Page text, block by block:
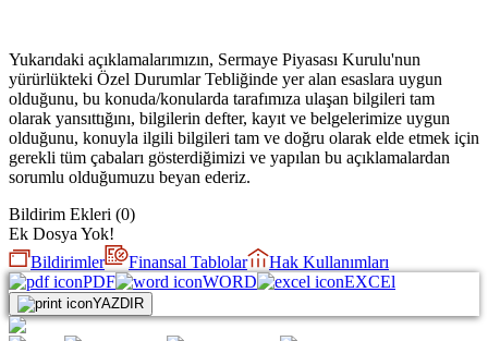
Yukarıdaki açıklamalarımızın, Sermaye Piyasası Kurulu'nun
yürürlükteki Özel Durumlar Tebliğinde yer alan esaslara uygun
olduğunu, bu konuda/konularda tarafımıza ulaşan bilgileri tam
olarak yansıttığını, bilgilerin defter, kayıt ve belgelerimize uygun
olduğunu, konuyla ilgili bilgileri tam ve doğru olarak elde etmek için
gerekli tüm çabaları gösterdiğimizi ve yapılan bu açıklamalardan
sorumlu olduğumuzu beyan ederiz.
Bildirim Ekleri (0)
Ek Dosya Yok!
Bildirimler
Finansal Tablolar
Hak Kullanımları
PDF
WORD EXCEl
YAZDIR